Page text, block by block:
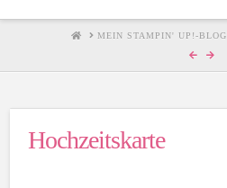
HOMEMEIN STAMPIN' UP!-BLOG
Hochzeitskarte